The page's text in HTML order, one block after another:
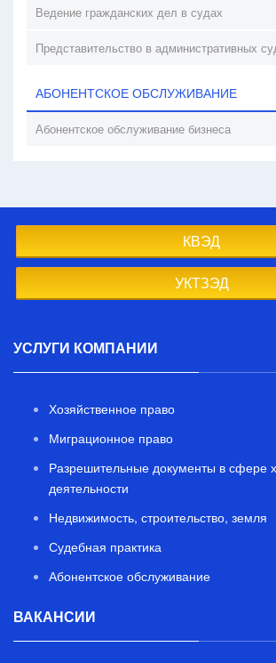
Ведение гражданских дел в судах
Представительство в административных
АБОНЕНТСКОЕ ОБСЛУЖИВАНИЕ
Абонентское обслуживание бизнеса
КВЭД
УКТЗЭД
УСЛУГИ КОМПАНИИ
Хозяйственное право
Миграционное право
Разрешительные документы в сфере
деятельности
Недвижимость, строительство, земля
Судебная практика
Абонентское обслуживание
ВАКАНСИИ